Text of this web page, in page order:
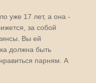
уже 17 лет, а она -
за собой
Вы ей
должна быть
парням. А